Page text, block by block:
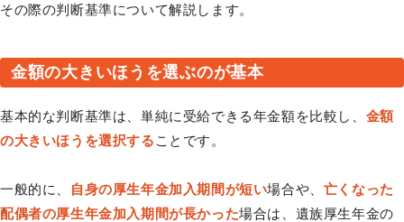
その際の判断基準について解説します。
金額の大きいほうを選ぶのが基本
基本的な判断基準は、単純に受給できる年金額を比較し、 金額
の大きいほうを選択する ことです。
一般的に、 自身の厚生年金加入期間が短い場合や、 亡くなった
配偶者の厚生年金加入期間が長かった場合は、遺族厚生年金の